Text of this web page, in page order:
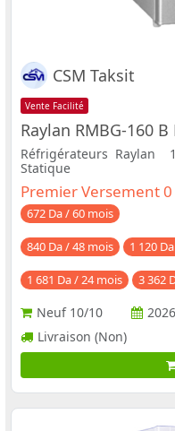
CSM Taksit
Vente Facilité
Raylan RMBG-160
Réfrigérateurs Raylan
Statique
Premier Versement
672 Da / 60 mois
840 Da / 48 mois 1 120
1 681 Da / 24 mois 3 362
Neuf 10/10
Livraison (Non)